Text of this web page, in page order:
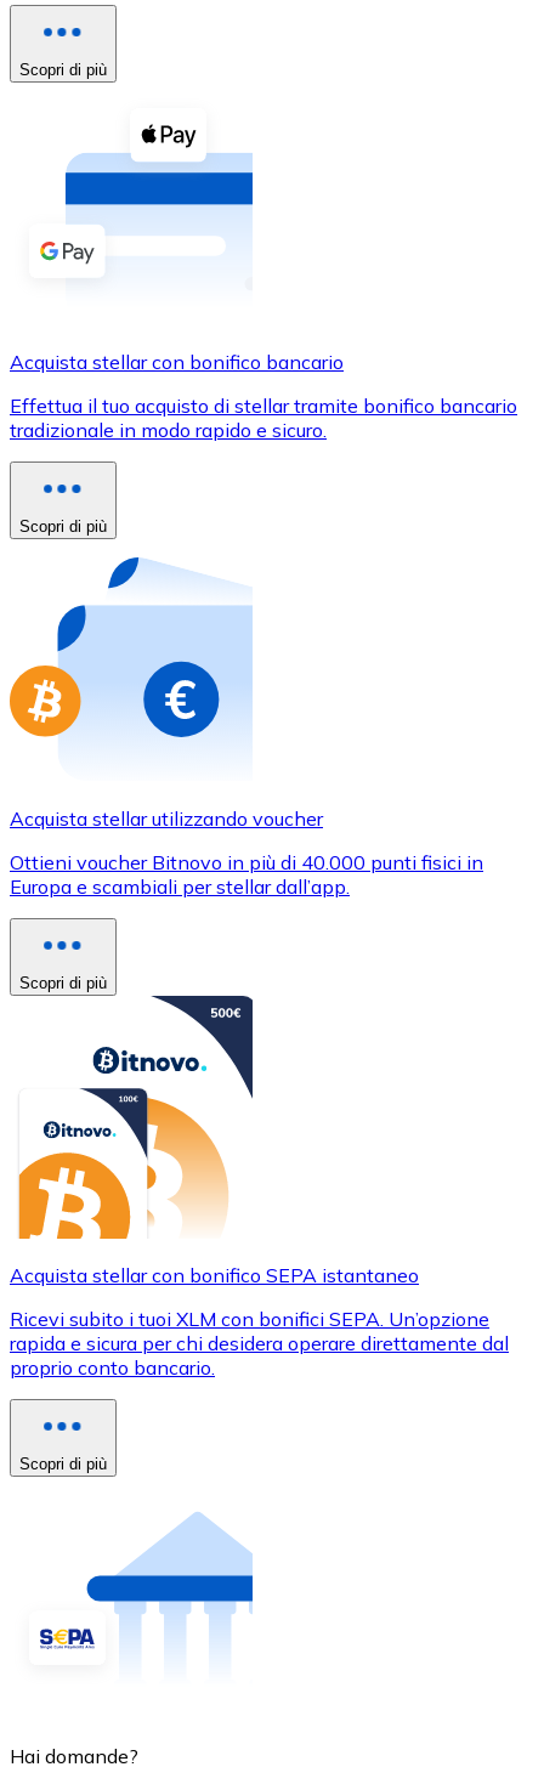
Vedi tutto
Buoni cripto
Acquista criptovalute in contanti e altri mezzi di
Acquista con contanti
Bonifico SEPA
Usa le carte Visa e Mastercard per acquistare
Acquista con carta
Acquista gift card dei tuoi marchi preferiti con
Vai al negozio di carte regalo
Scopri di più
Acquista stellar con bonifico bancario
Effettua il tuo acquisto di stellar tramite bonifico bancario
tradizionale in modo rapido e sicuro.
Scopri di più
Acquista stellar utilizzando voucher
Ottieni voucher Bitnovo in più di 40.000 punti fisici in
Europa e scambiali per stellar dall’app.
Scopri di più
Acquista stellar con bonifico SEPA istantaneo
Ricevi subito i tuoi XLM con bonifici SEPA. Un’opzione
rapida e sicura per chi desidera operare direttamente dal
proprio conto bancario.
Scopri di più
Hai domande?